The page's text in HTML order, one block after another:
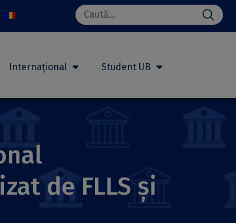
Search
for:
Internațional Student UB
de FLLS și